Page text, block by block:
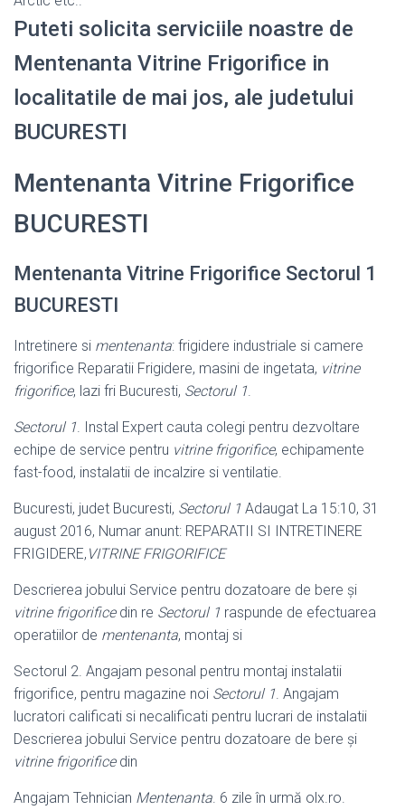
Puteti solicita serviciile noastre de
Mentenanta Vitrine Frigorifice in
localitatile de mai jos, ale judetului
BUCURESTI
Mentenanta Vitrine Frigorifice
BUCURESTI
Mentenanta Vitrine Frigorifice Sectorul 1
BUCURESTI
Intretinere si mentenanta: frigidere industriale si camere
frigorifice Reparatii Frigidere, masini de ingetata, vitrine
frigorifice, lazi fri Bucuresti, Sectorul 1.
Sectorul 1. Instal Expert cauta colegi pentru dezvoltare
echipe de service pentru vitrine frigorifice, echipamente
fast-food, instalatii de incalzire si ventilatie.
Bucuresti, judet Bucuresti, Sectorul 1 Adaugat La 15:10, 31
august 2016, Numar anunt: REPARATII SI INTRETINERE
FRIGIDERE, VITRINE FRIGORIFICE
Descrierea jobului Service pentru dozatoare de bere şi
vitrine frigorificedin re Sectorul 1 raspunde de efectuarea
operatiilor de mentenanta, montaj si
Sectorul 2. Angajam pesonal pentru montaj instalatii
frigorifice, pentru magazine noi Sectorul 1. Angajam
lucratori calificati si necalificati pentru lucrari de instalatii
Descrierea jobului Service pentru dozatoare de bere şi
vitrine frigorificedin
Angajam Tehnician Mentenanta. 6 zile în urmă olx.ro.